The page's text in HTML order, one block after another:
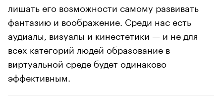
лишать его возможности самому развивать
фантазию и воображение. Среди нас есть
аудиалы, визуалы и кинестетики — и не для
всех категорий людей образование в
виртуальной среде будет одинаково
эффективным.